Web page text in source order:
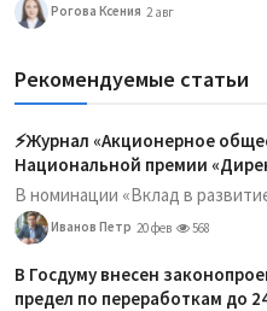
Рогова Ксения 2 авг
Рекомендуемые статьи
⚡️Журнал «Акционерное
Национальной премии
В номинации «Вклад в
Иванов Петр 20 фев 568
В Госдуму внесен
предел по переработкам до